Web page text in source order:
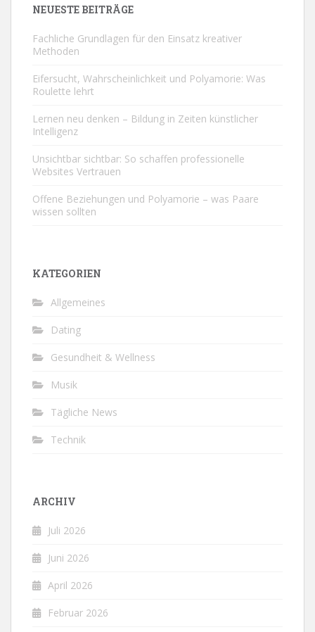
NEUESTE BEITRÄGE
Fachliche Grundlagen für den Einsatz kreativer
Methoden
Eifersucht, Wahrscheinlichkeit und Polyamorie: Was
Roulette lehrt
Lernen neu denken – Bildung in Zeiten künstlicher
Intelligenz
Unsichtbar sichtbar: So schaffen professionelle
Websites Vertrauen
Offene Beziehungen und Polyamorie – was Paare
wissen sollten
KATEGORIEN
Allgemeines
Dating
Gesundheit & Wellness
Musik
Tägliche News
Technik
ARCHIV
Juli 2026
Juni 2026
April 2026
Februar 2026